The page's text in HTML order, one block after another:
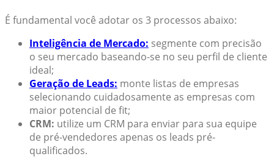
É fundamental você adotar os 3 processos abaixo:
Inteligência de Mercado: segmente com precisão
o seu mercado baseando-se no seu perfil de cliente
ideal;
Geração de Leads: monte listas de empresas
selecionando cuidadosamente as empresas com
maior potencial de fit;
CRM: utilize um CRM para enviar para sua equipe
de pré-vendedores apenas os leads pré-
qualificados.